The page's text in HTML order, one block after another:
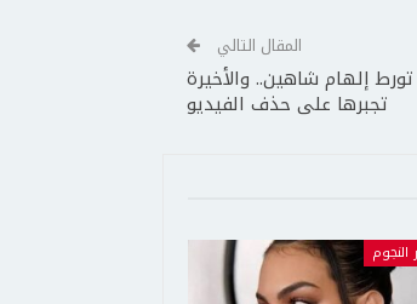
المقال التالي
إلهام شاهين.. والأخيرة
تجبرها على حذف الفيديو
النجوم